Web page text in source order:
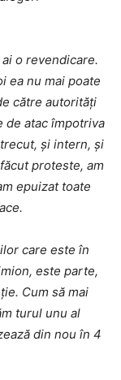
o revendicare.
ea nu mai poate
către autorități
de atac împotriva
și intern, și
proteste, am
epuizat toate
care este în
este parte,
Cum să mai
turul unu al
din nou în 4